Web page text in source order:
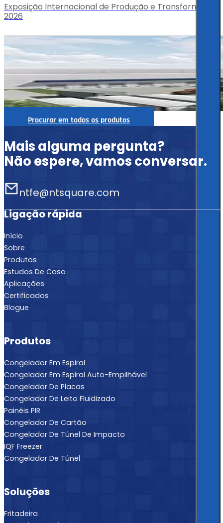
Exposição Internacional de Produção e Transformação
2026
Procurar em todos os produtos
Mais alguma pergunta?
Não espere, vamos conversar.
ntfe@ntsquare.com
Ligação rápida
Início
Sobre
Produtos
Estudos De Caso
Aplicações
Certificados
Blogue
Produtos
Congelador Em Espiral
Congelador Em Espiral Auto-Empilhável
Congelador De Placas
Congelador De Leito Fluidizado
Painéis PIR
Congelador De Cartão
Congelador De Túnel De Impacto
IQF Freezer
Congelador De Túnel
Soluções
Fritadeira